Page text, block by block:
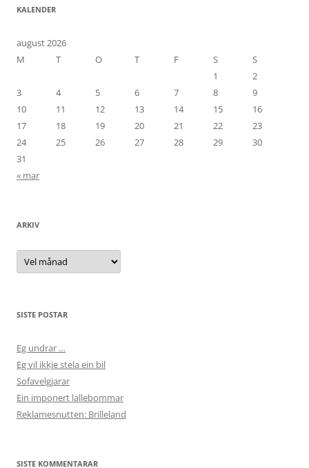
KALENDER
august 2026
M
T O T F S
S
1
2
3
4 5 6 7 8
9
10
11 12 13 14 15
16
17
18 19 20 21 22
23
24
25 26 27 28 29
30
31
« mar
ARKIV
Arkiv
SISTE POSTAR
Eg undrar …
Eg vil ikkje stela ein bil
Sofavelgjarar
Ein imponert lallebommar
Reklamesnutten: Brilleland
SISTE KOMMENTARAR